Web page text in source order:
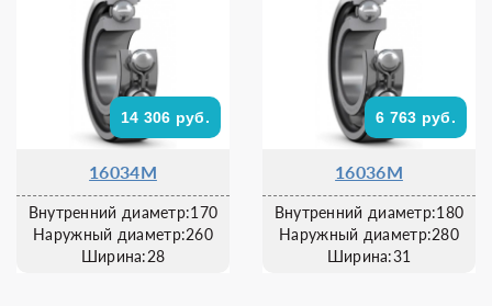
14 306 руб.
16034M
Внутренний диаметр:170
Наружный диаметр:260
Ширина:28
6 763 руб.
16036M
Внутренний диаметр:180
Наружный диаметр:280
Ширина:31